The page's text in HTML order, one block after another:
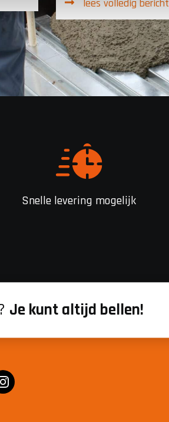
lees volledig bericht
Snelle levering mogelijk
Je kunt altijd bellen!